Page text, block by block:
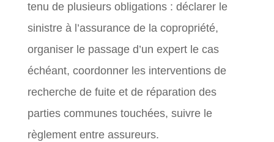
tenu de plusieurs obligations : déclarer le
sinistre à l’assurance de la copropriété,
organiser le passage d’un expert le cas
échéant, coordonner les interventions de
recherche de fuite et de réparation des
parties communes touchées, suivre le
règlement entre assureurs.